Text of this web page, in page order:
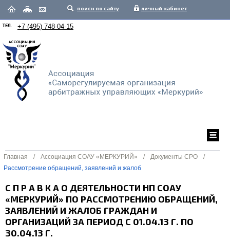
поиск по сайту личный кабинет
ТЕЛ. +7 (495) 748-04-15
Главная / Ассоциация СОАУ «МЕРКУРИЙ» / Документы СРО
/
Рассмотрение обращений, заявлений и жалоб
С П Р А В К А О ДЕЯТЕЛЬНОСТИ НП СОАУ
«МЕРКУРИЙ» ПО РАССМОТРЕНИЮ ОБРАЩЕНИЙ,
ЗАЯВЛЕНИЙ И ЖАЛОБ ГРАЖДАН И
ОРГАНИЗАЦИЙ ЗА ПЕРИОД С 01.04.13 Г. ПО
30.04.13 Г.